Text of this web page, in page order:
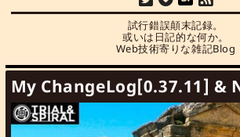
試行錯誤顛末記録。
或いは日記的な何か。
Web技術寄りな雑記Blog
My ChangeLog[0.37.11] &